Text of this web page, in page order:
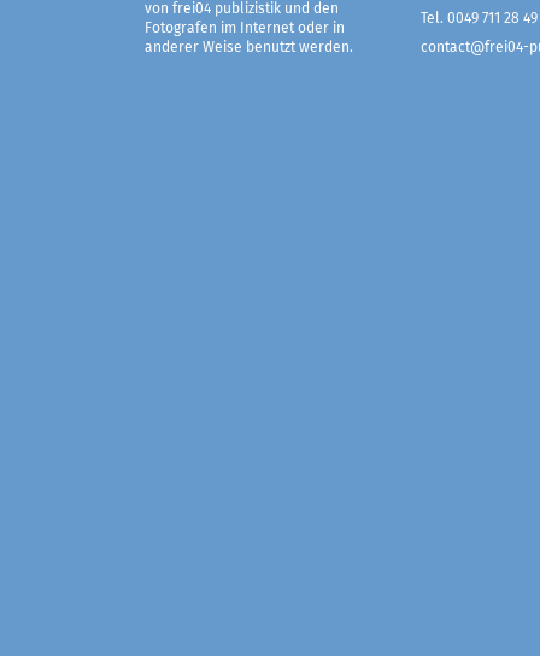
von frei04 publizistik und den
Fotografen im Internet oder in
anderer Weise benutzt werden.
Tel. 0049 711 28 49
contact@frei04-